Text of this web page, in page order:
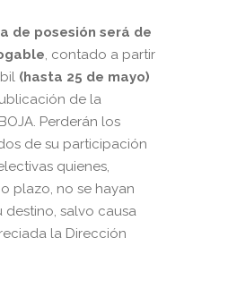
de posesión será de
, contado a partir
(hasta 25 de mayo)
de la
Perderán los
de su participación
quienes,
plazo, no se hayan
destino, salvo causa
la Dirección